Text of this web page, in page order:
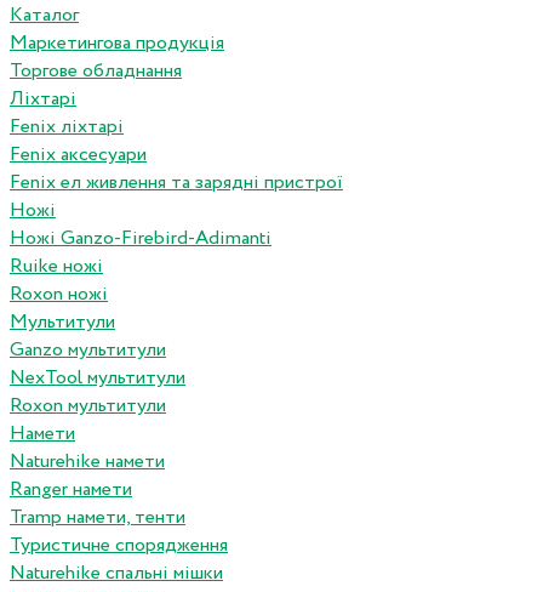
Каталог
Маркетингова продукція
Торгове обладнання
Ліхтарі
Fenix ліхтарі
Fenix аксесуари
Fenix ел живлення та зарядні пристрої
Ножі
Ножі Ganzo-Firebird-Adimanti
Ruike ножі
Roxon ножi
Мультитули
Ganzo мультитули
NexTool мультитули
Roxon мультитули
Намети
Naturehike намети
Ranger намети
Tramp намети, тенти
Туристичне спорядження
Naturehike спальні мішки